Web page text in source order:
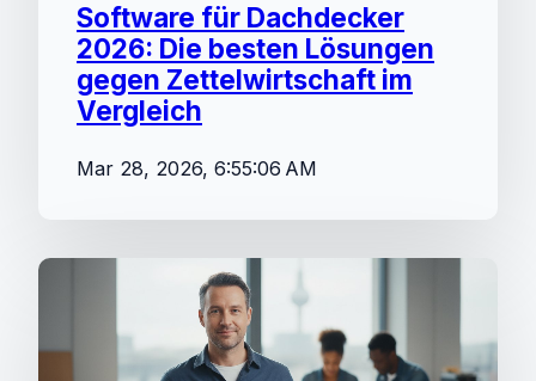
Software für Dachdecker
2026: Die besten Lösungen
gegen Zettelwirtschaft im
Vergleich
Mar 28, 2026, 6:55:06 AM